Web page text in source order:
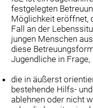
festgelegten
Möglichkeit eröffnet,
Fall an der
jungen Menschen
diese
Jugendliche in Frage,
die in äußerst
bestehende Hilfs-
ablehnen oder nicht